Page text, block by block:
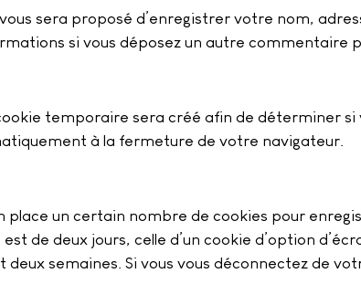
sera proposé d’enregistrer votre nom,
si vous déposez un autre commentaire
temporaire sera créé afin de déterminer
à la fermeture de votre navigateur.
place un certain nombre de cookies pour
de deux jours, celle d’un cookie d’option
semaines. Si vous vous déconnectez de